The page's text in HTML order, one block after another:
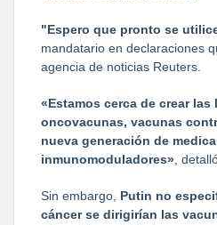
"Espero que pronto se
mandatario en declaraciones
agencia de noticias Reuters.
«Estamos cerca de crear las
oncovacunas, vacunas
nueva generación de
inmunomoduladores» ,
Sin embargo, Putin no
cáncer se dirigirían las